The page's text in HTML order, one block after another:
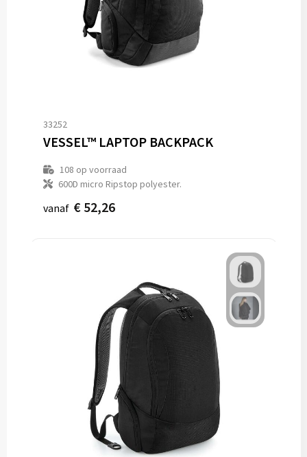
33252
VESSEL™ LAPTOP BACKPACK
108 op voorraad
600D micro Ripstop polyester.
vanaf € 52,26